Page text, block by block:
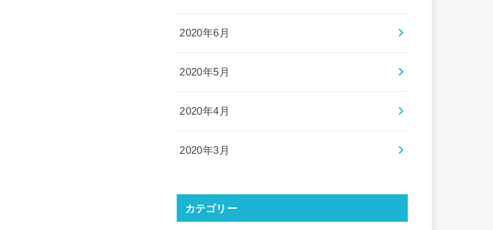
2020年6月
2020年5月
2020年4月
2020年3月
カテゴリー